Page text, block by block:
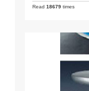
Read 18679 times